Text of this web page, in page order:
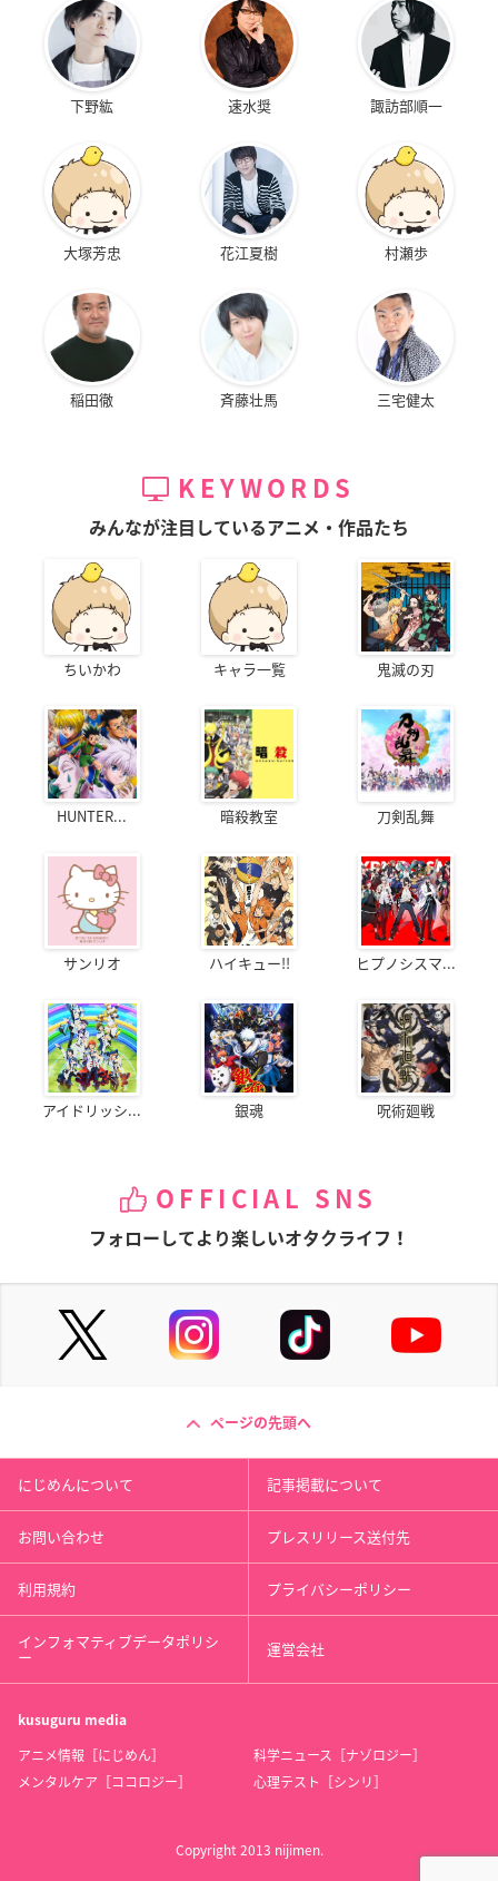
下野紘 速水奨 諏訪部順一
大塚芳忠 花江夏樹 村瀬歩
稲田徹 斉藤壮馬 三宅健太
KEYWORDS
みんなが注目しているアニメ・作品たち
ちいかわ キャラ一覧 鬼滅の刃
HUNTER... 暗殺教室 刀剣乱舞
サンリオ ハイキュー!! ヒプノシスマ...
アイドリッシ... 銀魂 呪術廻戦
OFFICIAL SNS
フォローしてより楽しいオタクライフ！
ページの先頭へ
にじめんについて 記事掲載について
お問い合わせ プレスリリース送付先
利用規約 プライバシーポリシー
インフォマティブデータポリシ
ー 運営会社
kusuguru media
アニメ情報［にじめん］
科学ニュース［ナゾロジー］
メンタルケア［ココロジー］
心理テスト［シンリ］
Copyright 2013 nijimen.